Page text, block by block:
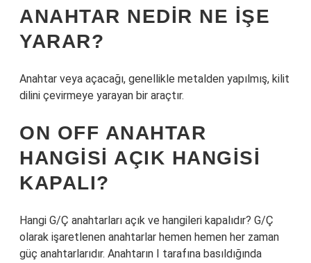
ANAHTAR NEDIR NE IŞE
YARAR?
Anahtar veya açacağı, genellikle metalden yapılmış, kilit
dilini çevirmeye yarayan bir araçtır.
ON OFF ANAHTAR
HANGISI AÇIK HANGISI
KAPALI?
Hangi G/Ç anahtarları açık ve hangileri kapalıdır? G/Ç
olarak işaretlenen anahtarlar hemen hemen her zaman
güç anahtarlarıdır. Anahtarın I tarafına basıldığında